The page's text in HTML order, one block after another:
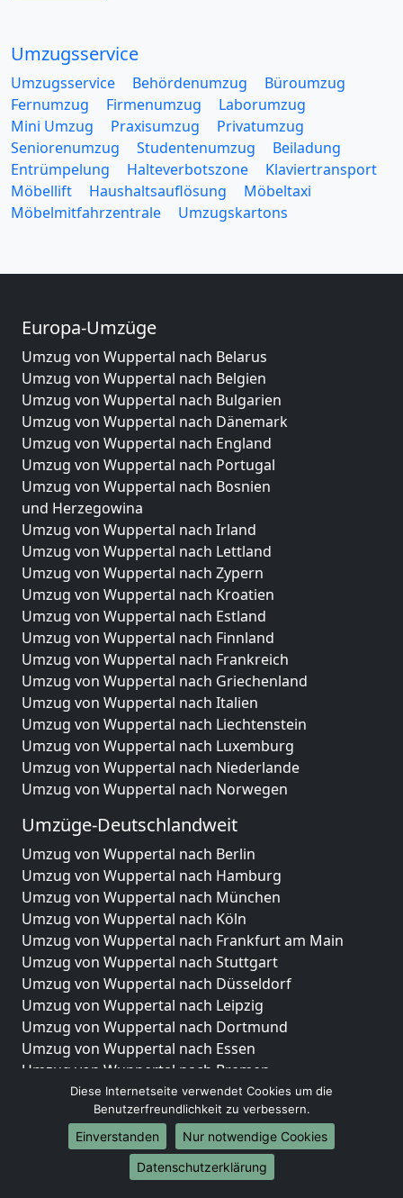
Umzugsservice
Umzugsservice Behördenumzug
Büroumzug
Fernumzug
Firmenumzug
Laborumzug
Mini Umzug
Praxisumzug
Privatumzug
Seniorenumzug
Studentenumzug
Beiladung
Entrümpelung
Halteverbotszone
Klaviertransport
Möbellift
Haushaltsauflösung
Möbeltaxi
Möbelmitfahrzentrale
Umzugskartons
Europa-Umzüge
Umzug von Wuppertal nach Belarus
Umzug von Wuppertal nach Belgien
Umzug von Wuppertal nach Bulgarien
Umzug von Wuppertal nach Dänemark
Umzug von Wuppertal nach England
Umzug von Wuppertal nach Portugal
Umzug von Wuppertal nach Bosnien
und Herzegowina
Umzug von Wuppertal nach Irland
Umzug von Wuppertal nach Lettland
Umzug von Wuppertal nach Zypern
Umzug von Wuppertal nach Kroatien
Umzug von Wuppertal nach Estland
Umzug von Wuppertal nach Finnland
Umzug von Wuppertal nach Frankreich
Umzug von Wuppertal nach Griechenland
Umzug von Wuppertal nach Italien
Umzug von Wuppertal nach Liechtenstein
Umzug von Wuppertal nach Luxemburg
Umzug von Wuppertal nach Niederlande
Umzug von Wuppertal nach Norwegen
Umzüge-Deutschlandweit
Umzug von Wuppertal nach Berlin
Umzug von Wuppertal nach Hamburg
Umzug von Wuppertal nach München
Umzug von Wuppertal nach Köln
Umzug von Wuppertal nach Frankfurt am Main
Umzug von Wuppertal nach Stuttgart
Umzug von Wuppertal nach Düsseldorf
Umzug von Wuppertal nach Leipzig
Umzug von Wuppertal nach Dortmund
Umzug von Wuppertal nach Essen
Umzug von Wuppertal nach Bremen
Umzug von Wuppertal nach Dresden
Umzug von Wuppertal nach Hannover
Umzug von Wuppertal nach Nürnberg
Umzug von Wuppertal nach Duisburg
Umzug von Wuppertal nach Bochum
Diese Internetseite verwendet Cookies um die
Benutzerfreundlichkeit zu verbessern.
Einverstanden
Nur notwendige Cookies
Datenschutzerklärung